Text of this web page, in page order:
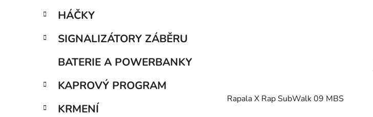
n
l
HÁČKY
SIGNALIZÁTORY ZÁBĚRU
BATERIE A POWERBANKY
KAPROVÝ PROGRAM
KRMENÍ
Rapala X Rap SubWalk 09 MBS